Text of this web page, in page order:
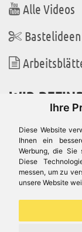
Ihre
Diese Website
Ihnen ein
Werbung, die Sie
Diese
messen, um zu
unsere Website
Alle Videos
Bastelideen
WIR
Es gibt uns auch in